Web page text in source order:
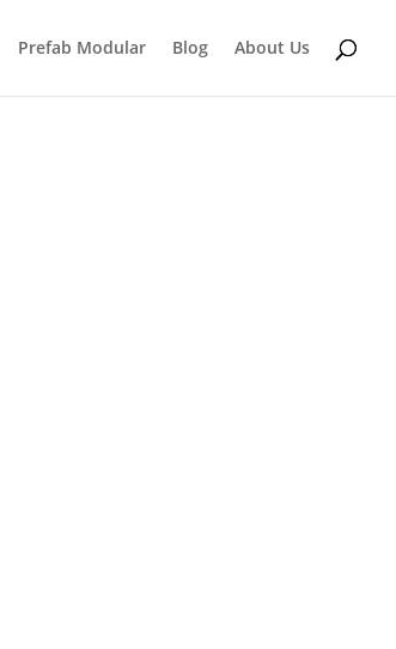
Prefab Modular Blog About Us